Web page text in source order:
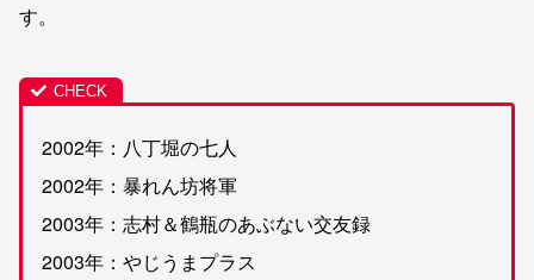
す。
2002年：八丁堀の七人
2002年：暴れん坊将軍
2003年：志村＆鶴瓶のあぶない交友録
2003年：やじうまプラス